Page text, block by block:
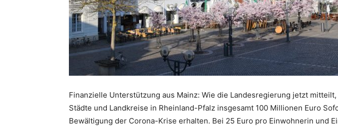
Finanzielle Unterstützung aus Mainz: Wie die Landesregierung jetzt
Städte und Landkreise in Rheinland-Pfalz insgesamt 100 Millionen Euro
Bewältigung der Corona-Krise erhalten. Bei 25 Euro pro Einwohnerin und